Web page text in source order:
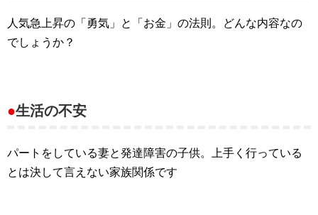
人気急上昇の「勇気」と「お金」の法則。どんな内容なの
でしょうか？
●生活の不安
パートをしている妻と発達障害の子供。上手く行っている
とは決して言えない家族関係です